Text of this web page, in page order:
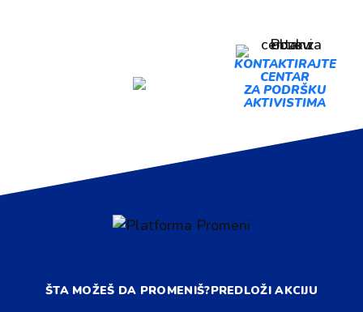
AKCIJU
KONTAKTIRAJTE
CENTAR
ZA PODRŠKU
AKTIVISTIMA
ŠTA MOŽEŠ DA PROMENIŠ?PREDLOŽI AKCIJU